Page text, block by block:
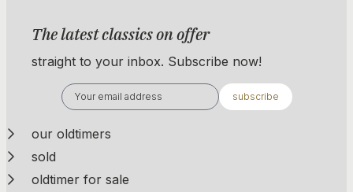
The latest classics on offer
straight to your inbox. Subscribe now!
subscribe
our oldtimers
sold
oldtimer for sale